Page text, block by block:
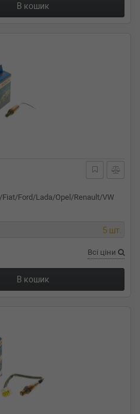
В кошик
Ford/Lada/Opel/Renault/VW
5 шт.
Всі ціни
В кошик